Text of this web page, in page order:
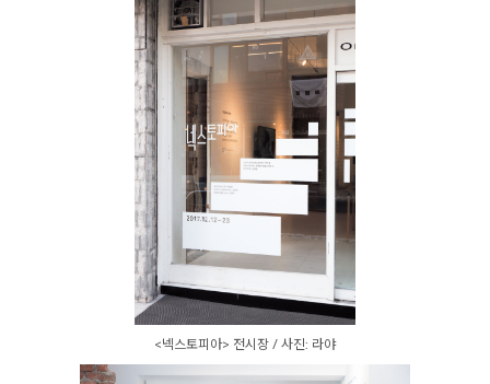
<넥스토피아> 전시장 / 사진: 라야